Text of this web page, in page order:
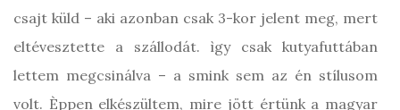
csajt küld – aki azonban csak 3-kor jelent meg, mert
eltévesztette a szállodát. ìgy csak kutyafuttában
lettem megcsinálva – a smink sem az én stílusom
volt. Èppen elkészültem, mire jött értünk a magyar